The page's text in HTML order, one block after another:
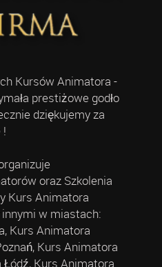
Kursów Animatora -
prestiżowe godło
dziękujemy za
oraz Szkolenia
Kurs Animatora
w miastach:
Kurs Animatora
Kurs Animatora
Kurs Animatora